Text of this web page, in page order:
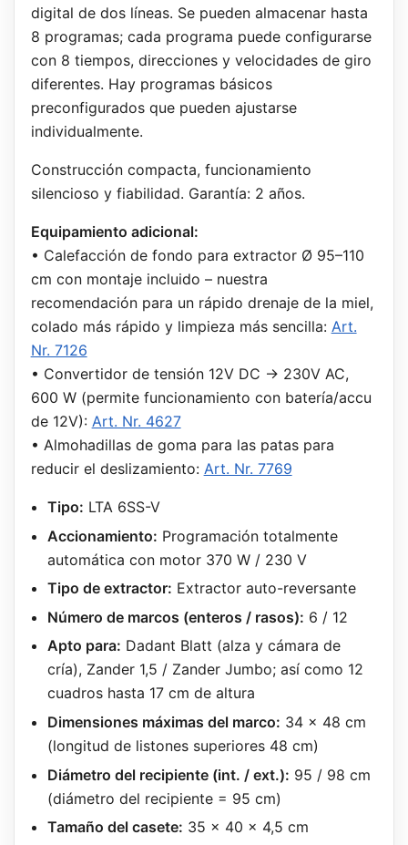
digital de dos líneas. Se pueden almacenar hasta
8 programas; cada programa puede configurarse
con 8 tiempos, direcciones y velocidades de giro
diferentes. Hay programas básicos
preconfigurados que pueden ajustarse
individualmente.
Construcción compacta, funcionamiento
silencioso y fiabilidad. Garantía: 2 años.
Equipamiento adicional:
• Calefacción de fondo para extractor Ø 95–110
cm con montaje incluido – nuestra
recomendación para un rápido drenaje de la miel,
colado más rápido y limpieza más sencilla: Art.
Nr. 7126
• Convertidor de tensión 12V DC → 230V AC,
600 W (permite funcionamiento con batería/accu
de 12V): Art. Nr. 4627
• Almohadillas de goma para las patas para
reducir el deslizamiento: Art. Nr. 7769
Tipo: LTA 6SS-V
Accionamiento: Programación totalmente
automática con motor 370 W / 230 V
Tipo de extractor: Extractor auto-reversante
Número de marcos (enteros / rasos): 6 / 12
Apto para: Dadant Blatt (alza y cámara de
cría), Zander 1,5 / Zander Jumbo; así como 12
cuadros hasta 17 cm de altura
Dimensiones máximas del marco: 34 x 48 cm
(longitud de listones superiores 48 cm)
Diámetro del recipiente (int. / ext.): 95 / 98 cm
(diámetro del recipiente = 95 cm)
Tamaño del casete: 35 x 40 x 4,5 cm